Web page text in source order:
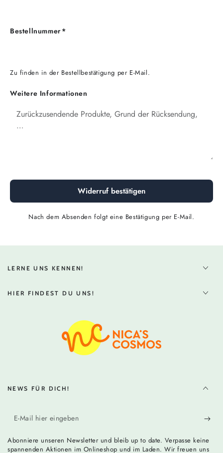
Bestellnummer*
Zu finden in der Bestellbestätigung per E-Mail.
Weitere Informationen
Nach dem Absenden folgt eine Bestätigung per E-Mail.
LERNE UNS KENNEN!
HIER FINDEST DU UNS!
NEWS FÜR DICH!
E-
hier
Abonniere unseren Newsletter und bleib up to date. Verpasse keine
spannenden Aktionen im Onlineshop und im Laden. Wir freuen uns